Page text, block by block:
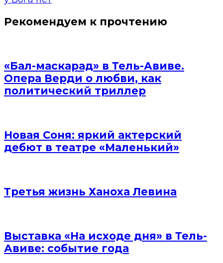
Рекомендуем к прочтению
«Бал-маскарад» в Тель-Авиве.
Опера Верди о любви, как
политический триллер
Новая Соня: яркий актерский
дебют в театре «Маленький»
Третья жизнь Ханоха Левина
Выставка «На исходе дня» в Тель-
Авиве: событие года